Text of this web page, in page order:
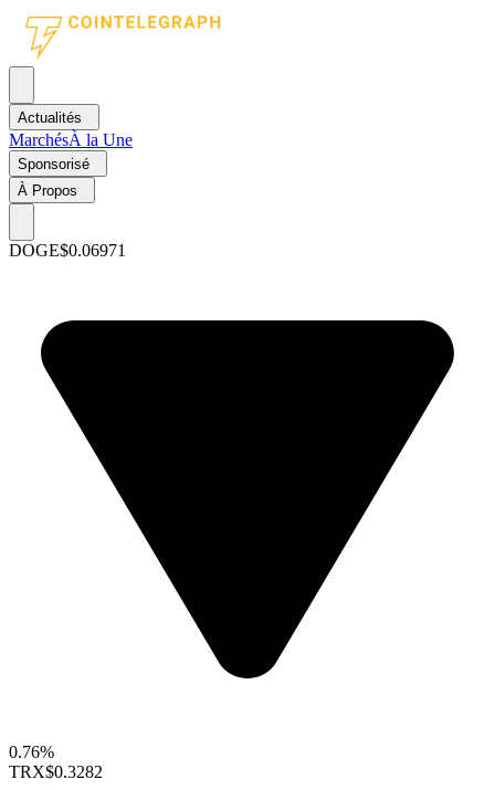
Actualités
MarchésÀ la Une
Sponsorisé
À Propos
DOGE$0.06971
0.76%
TRX$0.3282